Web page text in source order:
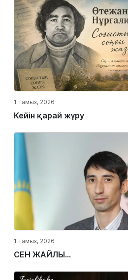
1 тамыз, 2026
Кейін қарай жүру
1 тамыз, 2026
СЕН ЖАЙЛЫ...